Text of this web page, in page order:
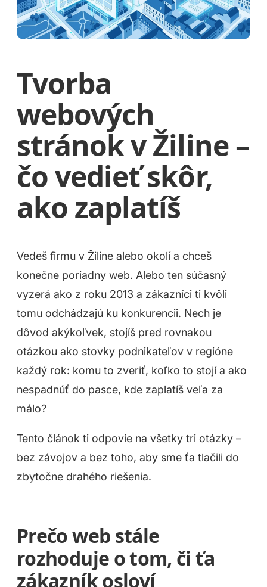
Tvorba
webových
stránok v Žiline –
čo vedieť skôr,
ako zaplatíš
Vedeš firmu v Žiline alebo okolí a chceš
konečne poriadny web. Alebo ten súčasný
vyzerá ako z roku 2013 a zákazníci ti kvôli
tomu odchádzajú ku konkurencii. Nech je
dôvod akýkoľvek, stojíš pred rovnakou
otázkou ako stovky podnikateľov v regióne
každý rok: komu to zveriť, koľko to stojí a ako
nespadnúť do pasce, kde zaplatíš veľa za
málo?
Tento článok ti odpovie na všetky tri otázky –
bez závojov a bez toho, aby sme ťa tlačili do
zbytočne drahého riešenia.
Prečo web stále
rozhoduje o tom, či ťa
zákazník osloví